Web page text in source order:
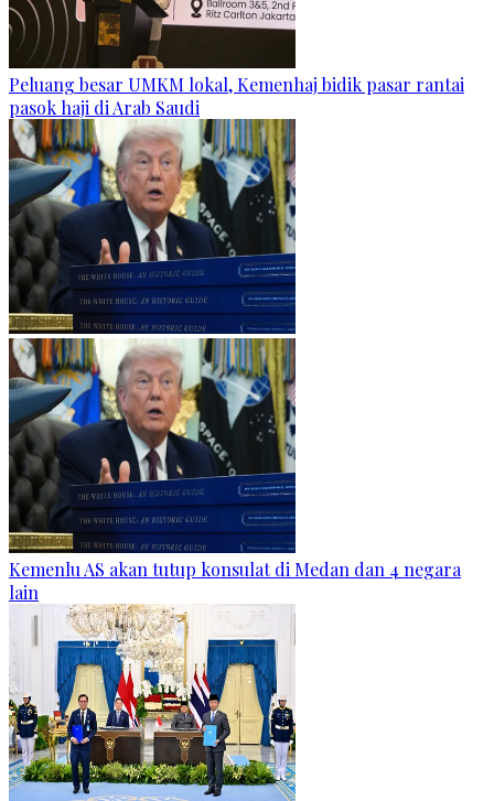
Peluang besar UMKM lokal, Kemenhaj bidik pasar rantai
pasok haji di Arab Saudi
Kemenlu AS akan tutup konsulat di Medan dan 4 negara
lain